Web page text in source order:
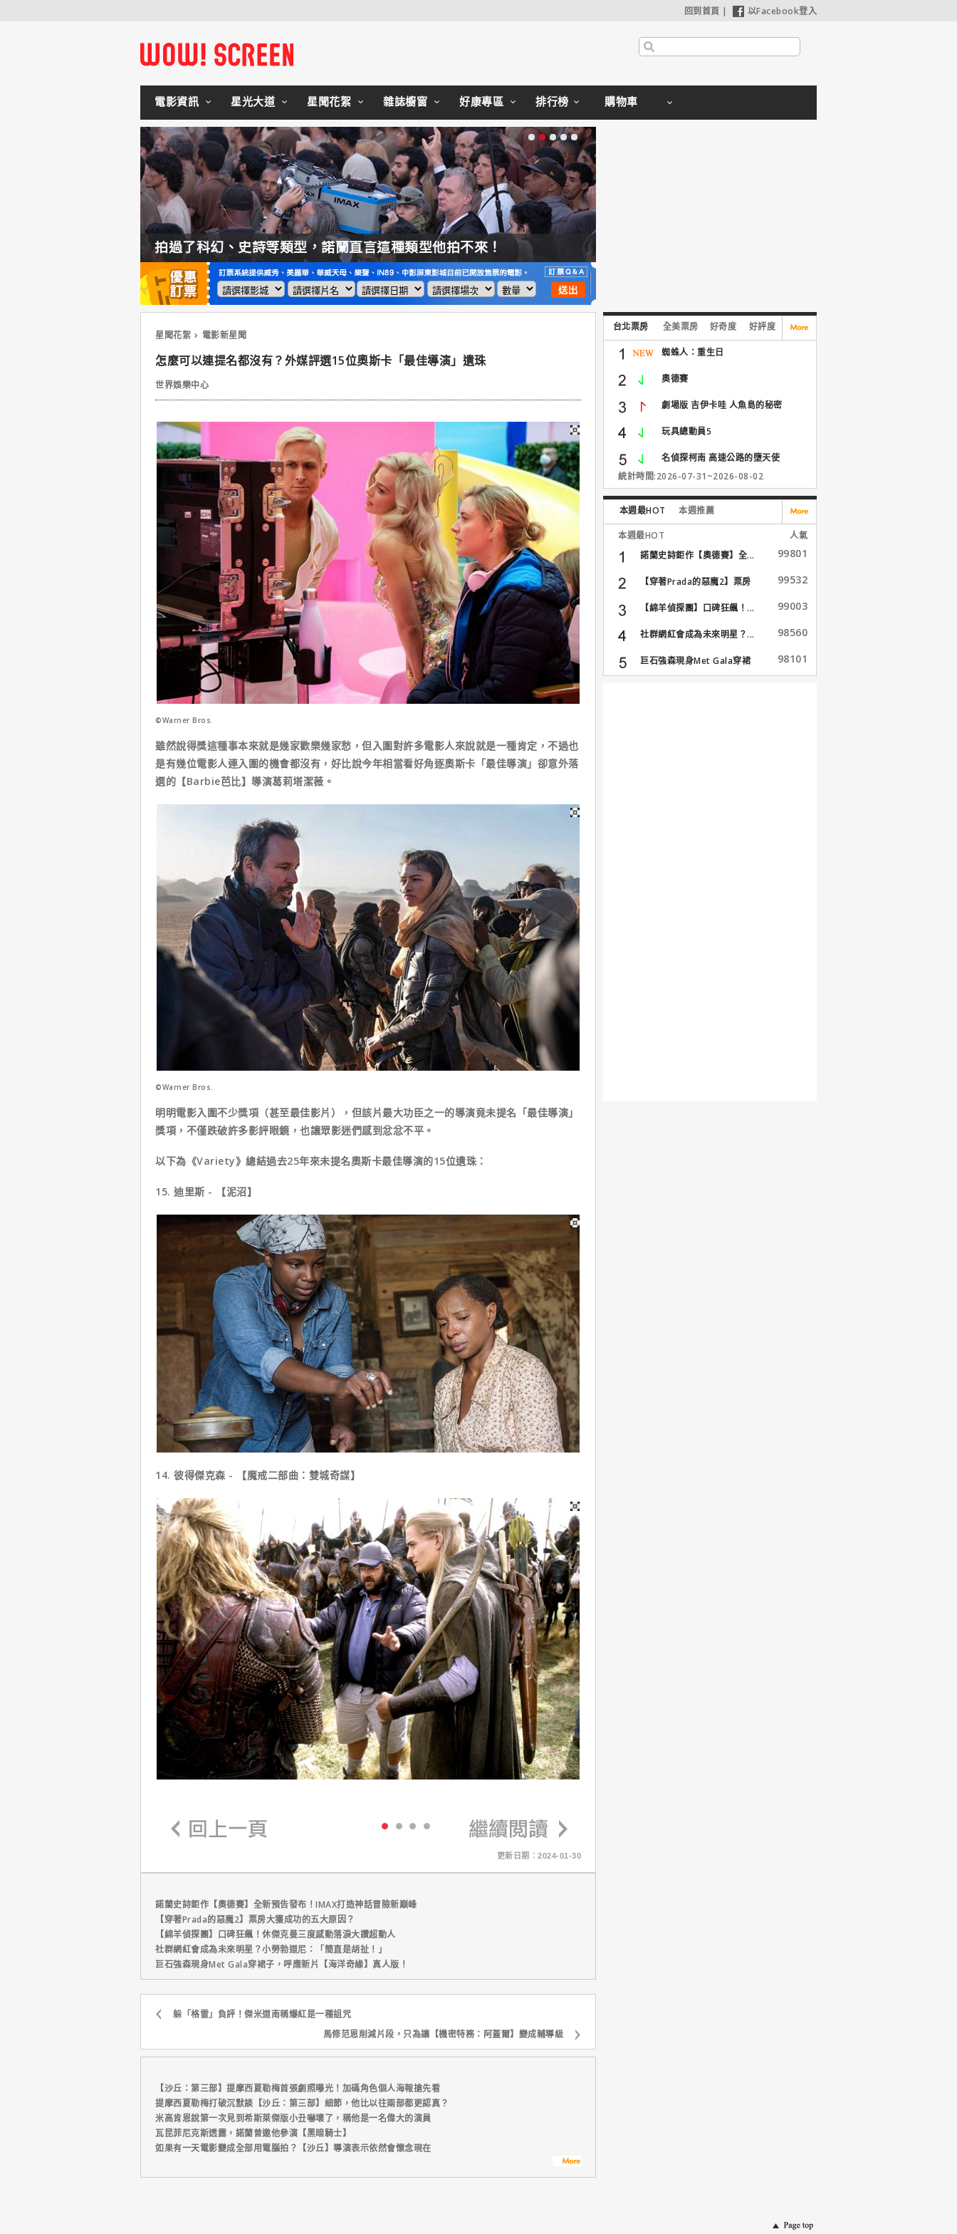
回到首頁 | 以Facebook登入
電影資訊 星光大道 星聞花絮 雜誌櫥窗 好康專區 排行榜 購物車
拍過了科幻、史詩等類型，諾蘭直言這種類型他拍不來！
星聞花絮 電影新星聞
怎麼可以連提名都沒有？外媒評選15位奧斯卡「最佳導演」遺珠
世界娛樂中心
©Warner Bros.
雖然說得獎這種事本來就是幾家歡樂幾家愁，但入圍對許多電影人來說就是一種肯定，不過也
是有幾位電影人連入圍的機會都沒有，好比說今年相當看好角逐奧斯卡「最佳導演」卻意外落
選的【Barbie芭比】導演葛莉塔潔薇。
©Warner Bros.
明明電影入圍不少獎項（甚至最佳影片），但該片最大功臣之一的導演竟未提名「最佳導演」
獎項，不僅跌破許多影評眼鏡，也讓眾影迷們感到忿忿不平。
以下為《Variety》總結過去25年來未提名奧斯卡最佳導演的15位遺珠：
15. 迪里斯 - 【泥沼】
14. 彼得傑克森 - 【魔戒二部曲：雙城奇謀】
更新日期：2024-01-30
諾蘭史詩鉅作【奧德賽】全新預告發布！IMAX打造神話冒險新巔峰
【穿著Prada的惡魔2】票房大獲成功的五大原因？
【綿羊偵探團】口碑狂飆！休傑克曼三度感動落淚大讚超動人
社群網紅會成為未來明星？小勞勃道尼：「簡直是胡扯！」
巨石強森現身Met Gala穿裙子，呼應新片【海洋奇緣】真人版！
躲「格雷」負評！傑米道南稱爆紅是一種詛咒
馬修范恩削減片段，只為讓【機密特務：阿蓋爾】變成輔導級
【沙丘：第三部】提摩西夏勒梅首張劇照曝光！加碼角色個人海報搶先看
提摩西夏勒梅打破沉默談【沙丘：第三部】細節，他比以往兩部都更認真？
米高肯恩說第一次見到希斯萊傑版小丑嚇壞了，稱他是一名偉大的演員
瓦昆菲尼克斯透露，諾蘭曾邀他參演【黑暗騎士】
如果有一天電影變成全部用電腦拍？【沙丘】導演表示依然會懷念現在
台北票房 全美票房 好奇度 好評度
蜘蛛人：重生日
奧德賽
劇場版 吉伊卡哇 人魚島的秘密
玩具總動員5
名偵探柯南 高速公路的墮天使
統計時間:2026-07-31~2026-08-02
本週最HOT 本週推薦
本週最HOT
人氣
諾蘭史詩鉅作【奧德賽】全...
99801
【穿著Prada的惡魔2】票房
99532
【綿羊偵探團】口碑狂飆！... 99003
社群網紅會成為未來明星？... 98560
巨石強森現身Met Gala穿裙
子...
98101